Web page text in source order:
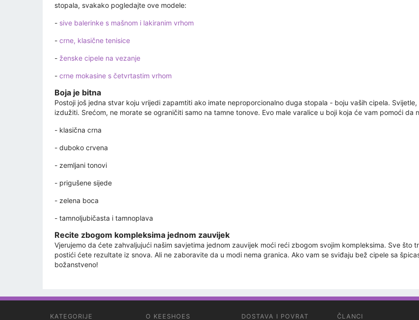
stopala, svakako pogledajte ove modele:
- sive balerinke s mašnom i lakiranim vrhom
- crne, klasične tenisice
- ženske cipele na vezanje
- crne mokasine s četvrtastim vrhom
Boja je bitna
Postoji još jedna stvar koju vrijedi zapamtiti ako imate neproporcionalno duga stopala - boju vaših cipela.
izdužiti. Srećom, ne morate se ograničiti samo na tamne tonove. Evo male varalice u boji koja će vam pomoći da
- klasična crna
- duboko crvena
- zemljani tonovi
- prigušene sijede
- zelena boca
- tamnoljubičasta i tamnoplava
Recite zbogom kompleksima jednom zauvijek
Vjerujemo da ćete zahvaljujući našim savjetima jednom zauvijek moći reći zbogom svojim kompleksima. Sve što
postići ćete rezultate iz snova. Ali ne zaboravite da u modi nema granica. Ako vam se sviđaju bež cipele sa
božanstveno!
KATEGORIJE O KEESHOES DOSTAVA I POVRAT ČLANCI